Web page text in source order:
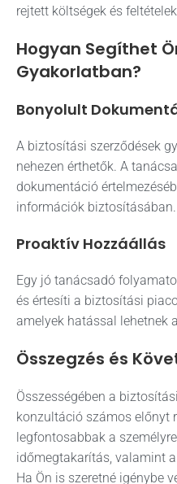
rejtett költségek és
Hogyan Segíthet
Gyakorlatban?
Bonyolult
A biztosítási szerződések
nehezen érthetők. A
dokumentáció
információk biztosításában.
Proaktív Hozzáállás
Egy jó tanácsadó
és értesíti a biztosítási
amelyek hatással lehetnek
Összegzés és
Összességében a
konzultáció számos előnyt
legfontosabbak a
időmegtakarítás, valamint
Ha Ön is szeretné igénybe